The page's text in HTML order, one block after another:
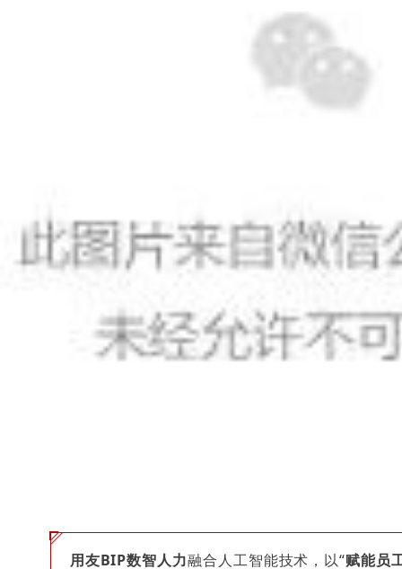
用友BIP数智人力融合人工智能技术，以“赋能员